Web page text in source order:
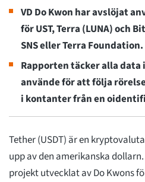
VD Do Kwon har avslöjat
för UST, Terra (LUNA) och
SNS eller Terra Foundation.
Rapporten täcker alla data
använde för att följa
i kontanter från en
Tether (USDT) är en
upp av den amerikanska
projekt utvecklat av Do Kwons